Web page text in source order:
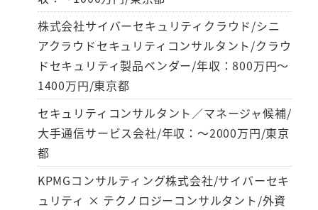
株式会社サイバーセキュリティクラウド/シニ
アクラウドセキュリティコンサルタント/クラウ
ドセキュリティ製品ベンダー/年収：800万円～
1400万円/東京都
セキュリティコンサルタント／マネージャ候補/
大手通信サービス会社/年収：～2000万円/東京
都
KPMGコンサルティング株式会社/サイバーセキ
ュリティ × テクノロジーコンサルタント/外資